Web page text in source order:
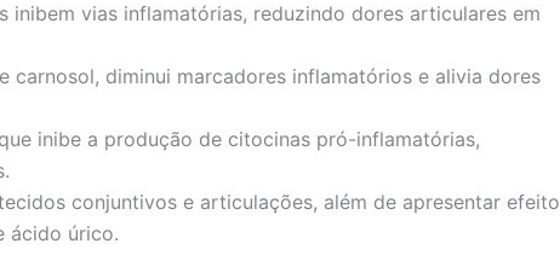
inibem vias inflamatórias, reduzindo dores articulares em
carnosol, diminui marcadores inflamatórios e alivia dores
inibe a produção de citocinas pró-inflamatórias,
conjuntivos e articulações, além de apresentar efeito
ácido úrico.